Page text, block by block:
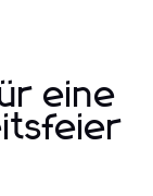
eine